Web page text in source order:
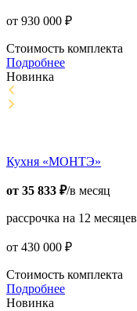
от 930 000 ₽
Стоимость комплекта
Подробнее
Новинка
Кухня «МОНТЭ»
от 35 833 ₽/в месяц
рассрочка на 12 месяцев
от 430 000 ₽
Стоимость комплекта
Подробнее
Новинка